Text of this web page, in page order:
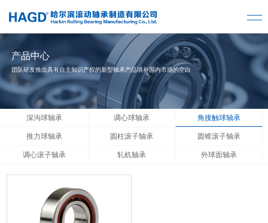
产品中心
团队研发推出具有自主知识产权的新型轴承产品填补国内市场的空白
深沟球轴承 调心球轴承 角接触球轴承
推力球轴承 圆柱滚子轴承 圆锥滚子轴承
调心滚子轴承 轧机轴承 外球面轴承